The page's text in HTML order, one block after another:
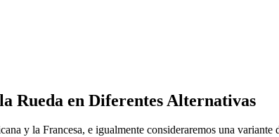
Rueda en Diferentes Alternativas
y la Francesa, e igualmente consideraremos una